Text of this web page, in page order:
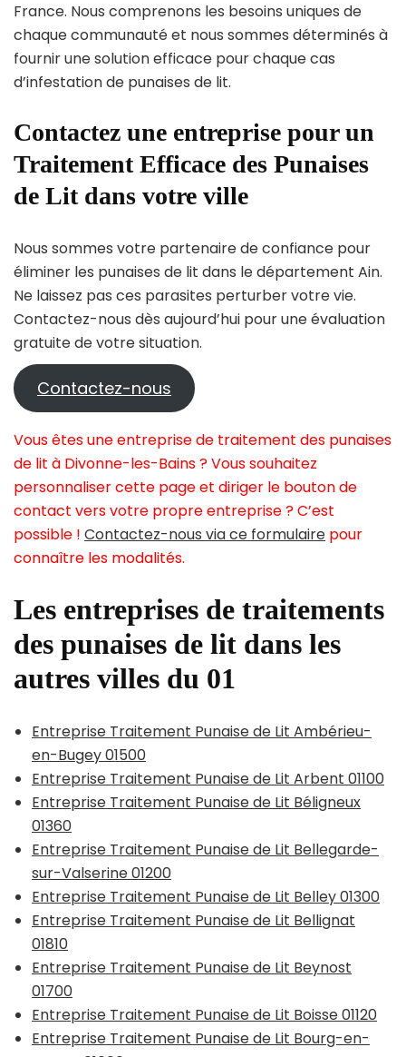
France. Nous comprenons les besoins uniques de
chaque communauté et nous sommes déterminés à
fournir une solution efficace pour chaque cas
d’infestation de punaises de lit.
Contactez une entreprise pour un
Traitement Efficace des Punaises
de Lit dans votre ville
Nous sommes votre partenaire de confiance pour
éliminer les punaises de lit dans le département Ain.
Ne laissez pas ces parasites perturber votre vie.
Contactez-nous dès aujourd’hui pour une évaluation
gratuite de votre situation.
Contactez-nous
Vous êtes une entreprise de traitement des punaises
de lit à Divonne-les-Bains ? Vous souhaitez
personnaliser cette page et diriger le bouton de
contact vers votre propre entreprise ? C’est
possible ! Contactez-nous via ce formulaire pour
connaître les modalités.
Les entreprises de traitements
des punaises de lit dans les
autres villes du 01
Entreprise Traitement Punaise de Lit Ambérieu-
en-Bugey 01500
Entreprise Traitement Punaise de Lit Arbent 01100
Entreprise Traitement Punaise de Lit Béligneux
01360
Entreprise Traitement Punaise de Lit Bellegarde-
sur-Valserine 01200
Entreprise Traitement Punaise de Lit Belley 01300
Entreprise Traitement Punaise de Lit Bellignat
01810
Entreprise Traitement Punaise de Lit Beynost
01700
Entreprise Traitement Punaise de Lit Boisse 01120
Entreprise Traitement Punaise de Lit Bourg-en-